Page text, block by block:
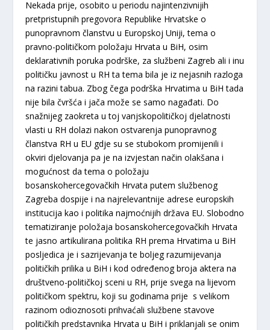
Nekada prije, osobito u periodu najintenzivnijih
pretpristupnih pregovora Republike Hrvatske o
punopravnom članstvu u Europskoj Uniji, tema o
pravno-političkom položaju Hrvata u BiH, osim
deklarativnih poruka podrške, za službeni Zagreb ali i inu
političku javnost u RH ta tema bila je iz nejasnih razloga
na razini tabua. Zbog čega podrška Hrvatima u BiH tada
nije bila čvršća i jača može se samo nagađati. Do
snažnijeg zaokreta u toj vanjskopolitičkoj djelatnosti
vlasti u RH dolazi nakon ostvarenja punopravnog
članstva RH u EU gdje su se stubokom promijenili i
okviri djelovanja pa je na izvjestan način olakšana i
mogućnost da tema o položaju
bosanskohercegovačkih Hrvata putem službenog
Zagreba dospije i na najrelevantnije adrese europskih
institucija kao i politika najmoćnijih država EU. Slobodno
tematiziranje položaja bosanskohercegovačkih Hrvata
te jasno artikulirana politika RH prema Hrvatima u BiH
posljedica je i sazrijevanja te boljeg razumijevanja
političkih prilika u BiH i kod određenog broja aktera na
društveno-političkoj sceni u RH, prije svega na lijevom
političkom spektru, koji su godinama prije s velikom
razinom odioznosoti prihvaćali službene stavove
političkih predstavnika Hrvata u BiH i priklanjali se onim